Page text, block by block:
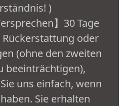
)
】30 Tage
oder
(ohne den zweiten
beeinträchtigen),
uns einfach, wenn
Sie erhalten